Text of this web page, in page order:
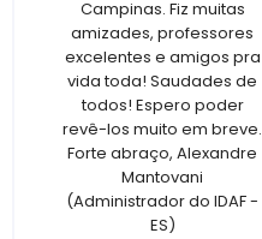
Campinas. Fiz muitas
amizades, professores
excelentes e amigos pra
vida toda! Saudades de
todos! Espero poder
revê-los muito em breve.
Forte abraço, Alexandre
Mantovani
(Administrador do IDAF -
ES)